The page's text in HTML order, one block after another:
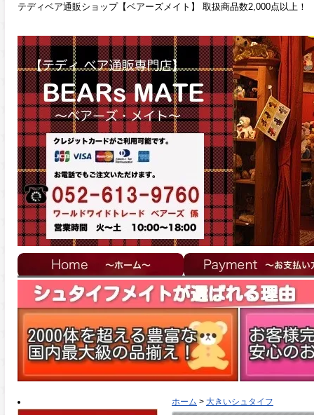
テディベア通販ショップ【ベアーズメイト】 取扱商品数2,000点以上！
ホーム > 大きいシュタイフ